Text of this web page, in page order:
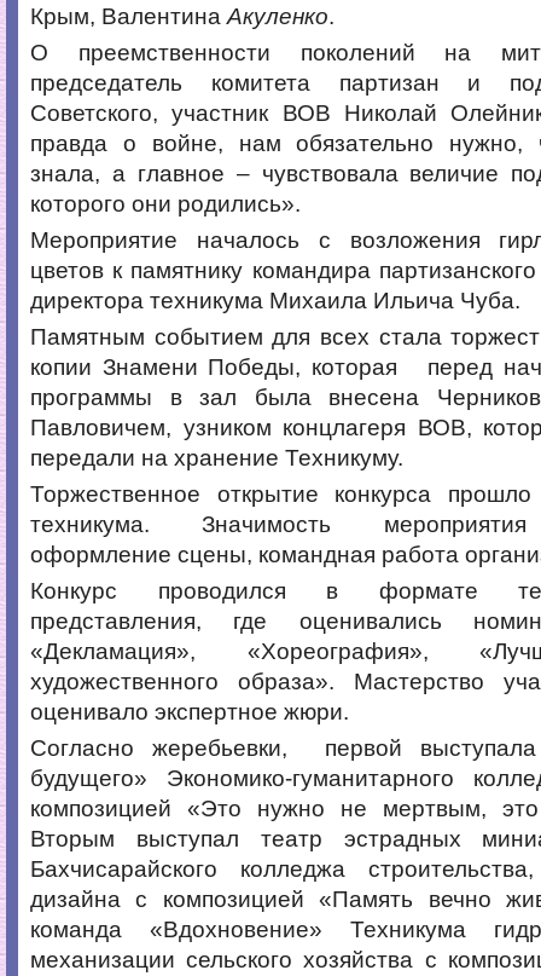
Крым, Валентина Акуленко.
О преемственности поколений на
председатель комитета партизан и
Советского, участник ВОВ Николай
правда о войне, нам обязательно нужно,
знала, а главное – чувствовала величие
которого они родились».
Мероприятие началось с возложения
цветов к памятнику командира
директора техникума Михаила Ильича Чуба.
Памятным событием для всех стала
копии Знамени Победы, которая перед
программы в зал была внесена
Павловичем, узником концлагеря ВОВ,
передали на хранение Техникуму.
Торжественное открытие конкурса
техникума. Значимость мероприятия
оформление сцены, командная работа
Конкурс проводился в формате
представления, где оценивались
«Декламация», «Хореография»,
художественного образа». Мастерство
оценивало экспертное жюри.
Согласно жеребьевки, первой
будущего» Экономико-гуманитарного
композицией «Это нужно не мертвым,
Вторым выступал театр эстрадных
Бахчисарайского колледжа
дизайна с композицией «Память вечно
команда «Вдохновение» Техникума
механизации сельского хозяйства с